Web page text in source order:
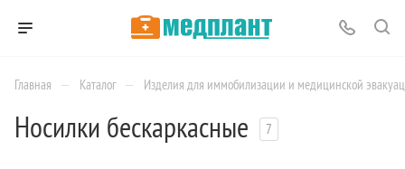
Главная — Каталог — Изделия для иммобилизации и медицинской
Носилки бескаркасные 7